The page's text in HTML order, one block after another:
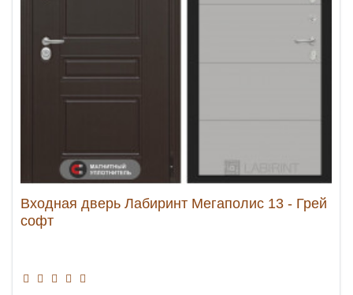
Входная дверь Лабиринт Мегаполис 13 - Грей
софт